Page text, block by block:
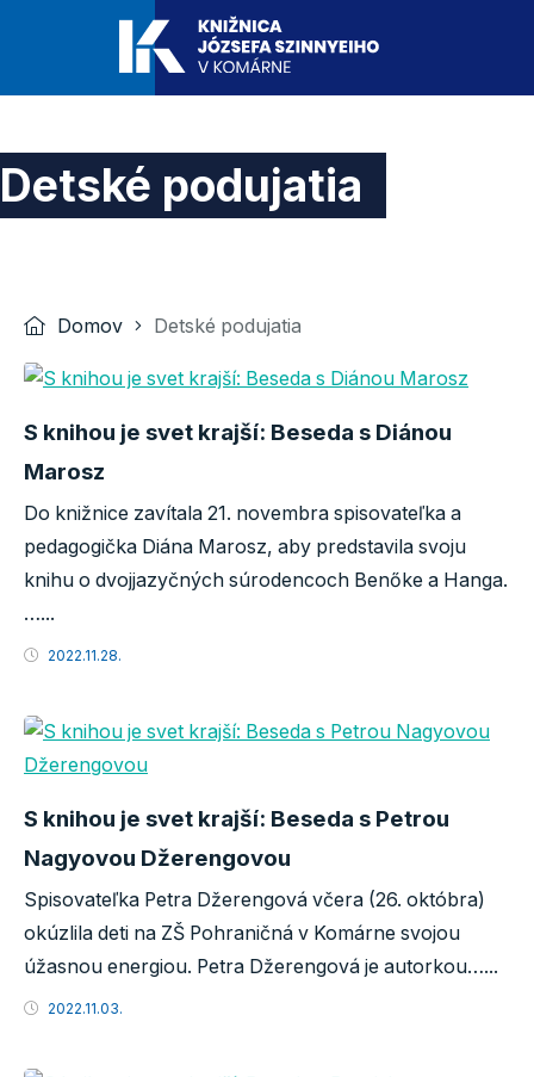
Detské podujatia
Domov Detské podujatia
S knihou je svet krajší: Beseda s Diánou
Marosz
Do knižnice zavítala 21. novembra spisovateľka a
pedagogička Diána Marosz, aby predstavila svoju
knihu o dvojjazyčných súrodencoch Benőke a Hanga.
…...
2022.11.28.
S knihou je svet krajší: Beseda s Petrou
Nagyovou Džerengovou
Spisovateľka Petra Džerengová včera (26. októbra)
okúzlila deti na ZŠ Pohraničná v Komárne svojou
úžasnou energiou. Petra Džerengová je autorkou…...
2022.11.03.